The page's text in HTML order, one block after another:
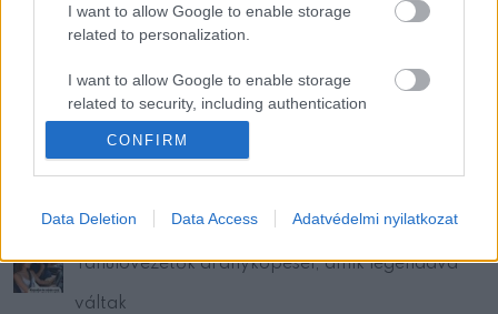
I want to allow Google to enable storage
related to personalization.
I want to allow Google to enable storage
related to security, including authentication
functionality and fraud prevention, and other
user protection.
CONFIRM
Data Deletion Data Access Adatvédelmi nyilatkozat
Vicc: Egy nő elnézi a csengőt
Tanulóvezetők aranyköpései, amik legendává
váltak